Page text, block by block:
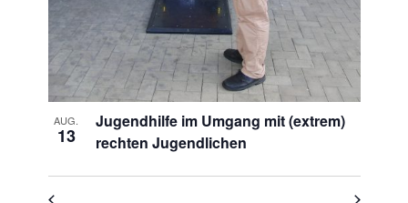
AUG.
13
Jugendhilfe im Umgang mit (extrem)
rechten Jugendlichen